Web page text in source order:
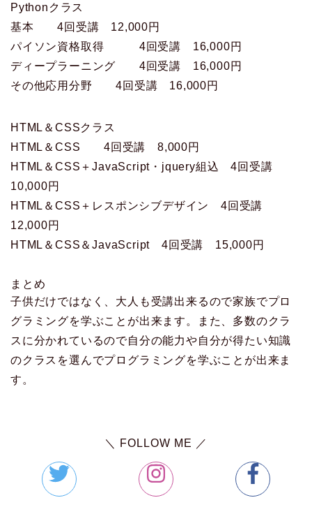
Pythonクラス
基本 4回受講 12,000円
パイソン資格取得 4回受講 16,000円
ディープラーニング 4回受講 16,000円
その他応用分野 4回受講 16,000円
HTML＆CSSクラス
HTML＆CSS 4回受講 8,000円
HTML＆CSS＋JavaScript・jquery組込 4回受講
10,000円
HTML＆CSS＋レスポンシブデザイン 4回受講
12,000円
HTML＆CSS＆JavaScript 4回受講 15,000円
まとめ
子供だけではなく、大人も受講出来るので家族でプロ
グラミングを学ぶことが出来ます。また、多数のクラ
スに分かれているので自分の能力や自分が得たい知識
のクラスを選んでプログラミングを学ぶことが出来ま
す。
＼ FOLLOW ME ／